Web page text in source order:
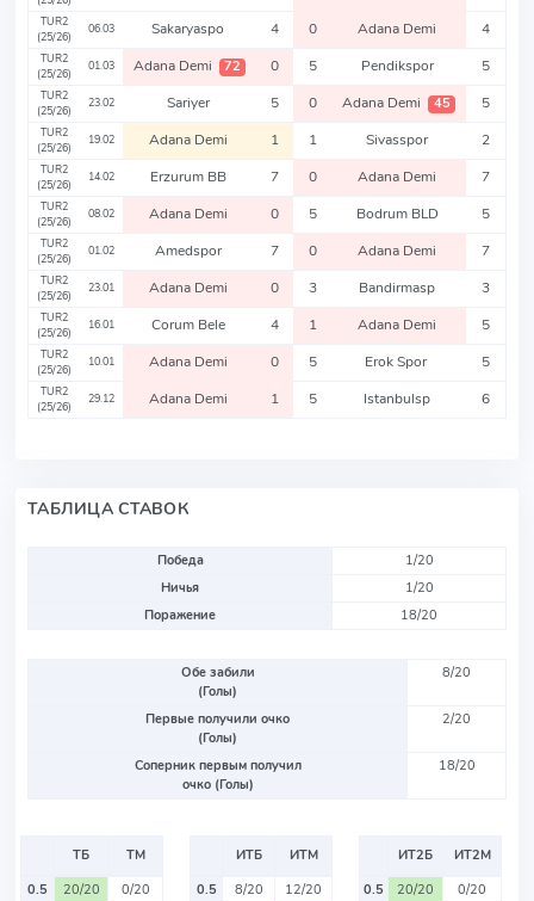
TUR2
(25/26)
06.03 Sakaryaspo 4 0 Adana Demi 4
TUR2
(25/26)
01.03 Adana Demi 72 0 5 Pendikspor 5
TUR2
(25/26)
23.02 Sariyer 5 0 Adana Demi 45 5
TUR2
(25/26)
19.02 Adana Demi 1 1 Sivasspor 2
TUR2
(25/26)
14.02 Erzurum BB 7 0 Adana Demi 7
TUR2
(25/26)
08.02 Adana Demi 0 5 Bodrum BLD 5
TUR2
(25/26)
01.02 Amedspor 7 0 Adana Demi 7
TUR2
(25/26)
23.01 Adana Demi 0 3 Bandirmasp 3
TUR2
(25/26)
16.01 Corum Bele 4 1 Adana Demi 5
TUR2
(25/26)
10.01 Adana Demi 0 5 Erok Spor 5
TUR2
(25/26)
29.12 Adana Demi 1 5 Istanbulsp 6
ТАБЛИЦА СТАВОК
Победа
1/20
Ничья
1/20
Поражение
18/20
Обе забили
(Голы)
8/20
Первые получили очко
(Голы)
2/20
Соперник первым получил
очко (Голы)
18/20
ТБ
ТМ
0.5
20/20
0/20
ИТБ
ИТМ
0.5
8/20
12/20
ИТ2Б
ИТ2М
0.5
20/20
0/20